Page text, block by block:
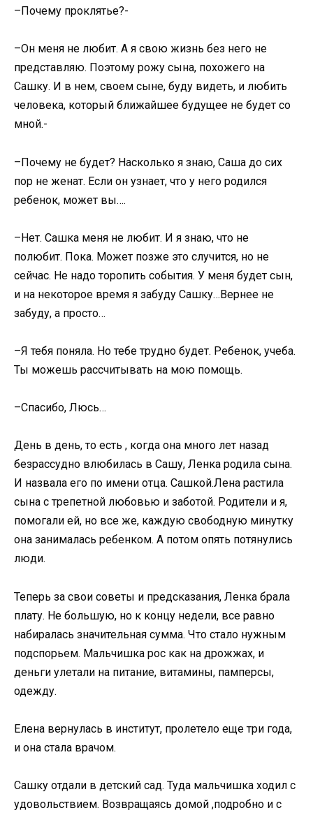
–Почему проклятье?-
–Он меня не любит. А я свою жизнь без него не
представляю. Поэтому рожу сына, похожего на
Сашку. И в нем, своем сыне, буду видеть, и любить
человека, который ближайшее будущее не будет со
мной.-
–Почему не будет? Насколько я знаю, Саша до сих
пор не женат. Если он узнает, что у него родился
ребенок, может вы….
–Нет. Сашка меня не любит. И я знаю, что не
полюбит. Пока. Может позже это случится, но не
сейчас. Не надо торопить события. У меня будет сын,
и на некоторое время я забуду Сашку…Вернее не
забуду, а просто…
–Я тебя поняла. Но тебе трудно будет. Ребенок, учеба.
Ты можешь рассчитывать на мою помощь.
–Спасибо, Люсь…
День в день, то есть , когда она много лет назад
безрассудно влюбилась в Сашу, Ленка родила сына.
И назвала его по имени отца. Сашкой.Лена растила
сына с трепетной любовью и заботой. Родители и я,
помогали ей, но все же, каждую свободную минутку
она занималась ребенком. А потом опять потянулись
люди.
Теперь за свои советы и предсказания, Ленка брала
плату. Не большую, но к концу недели, все равно
набиралась значительная сумма. Что стало нужным
подспорьем. Мальчишка рос как на дрожжах, и
деньги улетали на питание, витамины, памперсы,
одежду.
Елена вернулась в институт, пролетело еще три года,
и она стала врачом.
Сашку отдали в детский сад. Туда мальчишка ходил с
удовольствием. Возвращаясь домой ,подробно и с